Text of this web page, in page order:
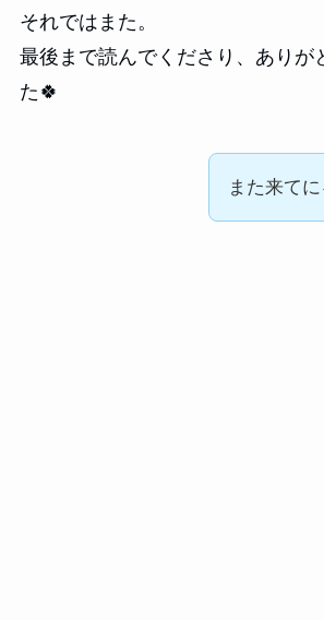
それではまた。
最後まで読んでくださり、ありが
た🍀
また来て